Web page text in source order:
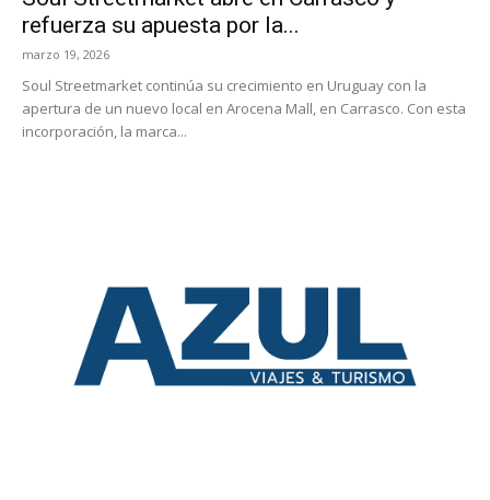
refuerza su apuesta por la...
marzo 19, 2026
Soul Streetmarket continúa su crecimiento en Uruguay con la
apertura de un nuevo local en Arocena Mall, en Carrasco. Con esta
incorporación, la marca...